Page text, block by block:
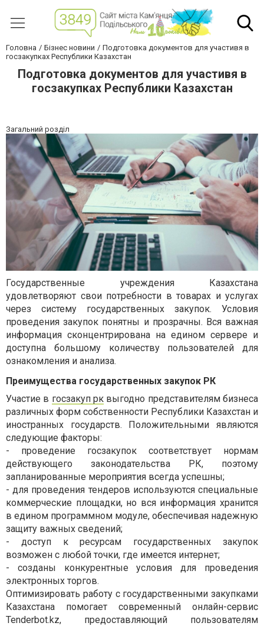
Головна Бізнес новини
Подготовка документов для участивя в
госзакупках Республики Казахстан
Подготовка документов для участивя в
госзакупках Республики Казахстан
Загальний розділ
Государственные учреждения Казахстана
удовлетворяют свои потребности в товарах и услугах
через систему государственных закупок. Условия
проведения закупок понятны и прозрачны. Вся важная
информация сконцентрирована на едином сервере и
доступна большому количеству пользователей для
ознакомления и анализа.
Преимущества государственных закупок РК
Участие в госзакуп рк выгодно представителям бизнеса
различных форм собственности Республики Казахстан и
иностранных государств. Положительными являются
следующие факторы:
- проведение госзакупок соответствует нормам
действующего законодательства РК, поэтому
запланированные мероприятия всегда успешны;
- для проведения тендеров используются специальные
коммерческие площадки, но вся информация хранится
в едином программном модуле, обеспечивая надежную
защиту важных сведений;
- доступ к ресурсам государственных закупок
возможен с любой точки, где имеется интернет;
- созданы конкурентные условия для проведения
электронных торгов.
Оптимизировать работу с государственными закупками
Казахстана помогает современный онлайн-сервис
Tenderbot.kz, предоставляющий пользователям